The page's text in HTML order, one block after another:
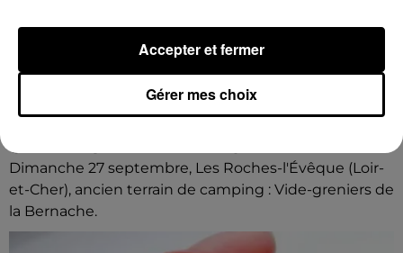
GRENIERS DE LA BERNACHE
Dimanche 27 septembre, Les Roches-l'Évêque (Loir-
et-Cher), ancien terrain de camping : Vide-greniers de
la Bernache.
Gérer mes choix
Accepter et fermer